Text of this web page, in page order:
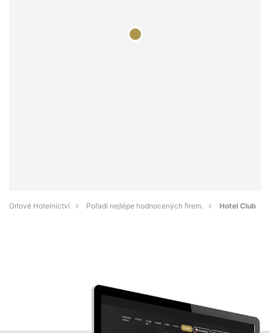
Orlové Hotelnictví Pořadí nejlépe hodnocených firem. Hotel Club